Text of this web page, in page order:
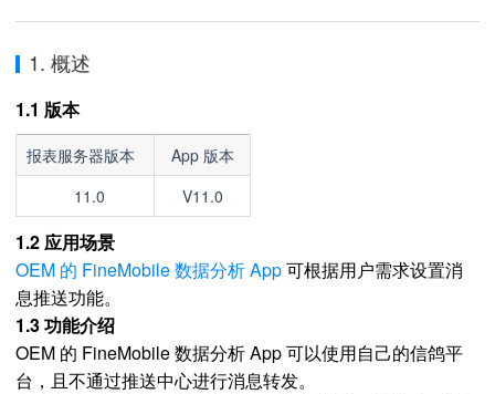
1. 概述
1.1 版本
报表服务器版本
App 版本
11.0
V11.0
1.2 应用场景
OEM 的 FineMobile 数据分析 App可根据用户需求设置消
息推送功能。
1.3 功能介绍
OEM 的 FineMobile 数据分析 App 可以使用自己的信鸽平
台，且不通过推送中心进行消息转发。